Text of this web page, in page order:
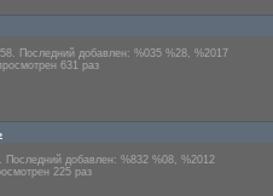
Последний добавлен: %035 %28, %2017
631 раз
Последний добавлен: %832 %08, %2012
225 раз